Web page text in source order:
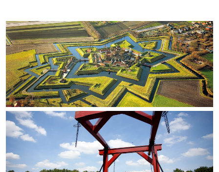
weidsheid van het ommeland en de
sporen van een eeuwenoud verleden.
Stad
Provincie
Waddenkust
Natuurgebieden
WAT TE DOEN